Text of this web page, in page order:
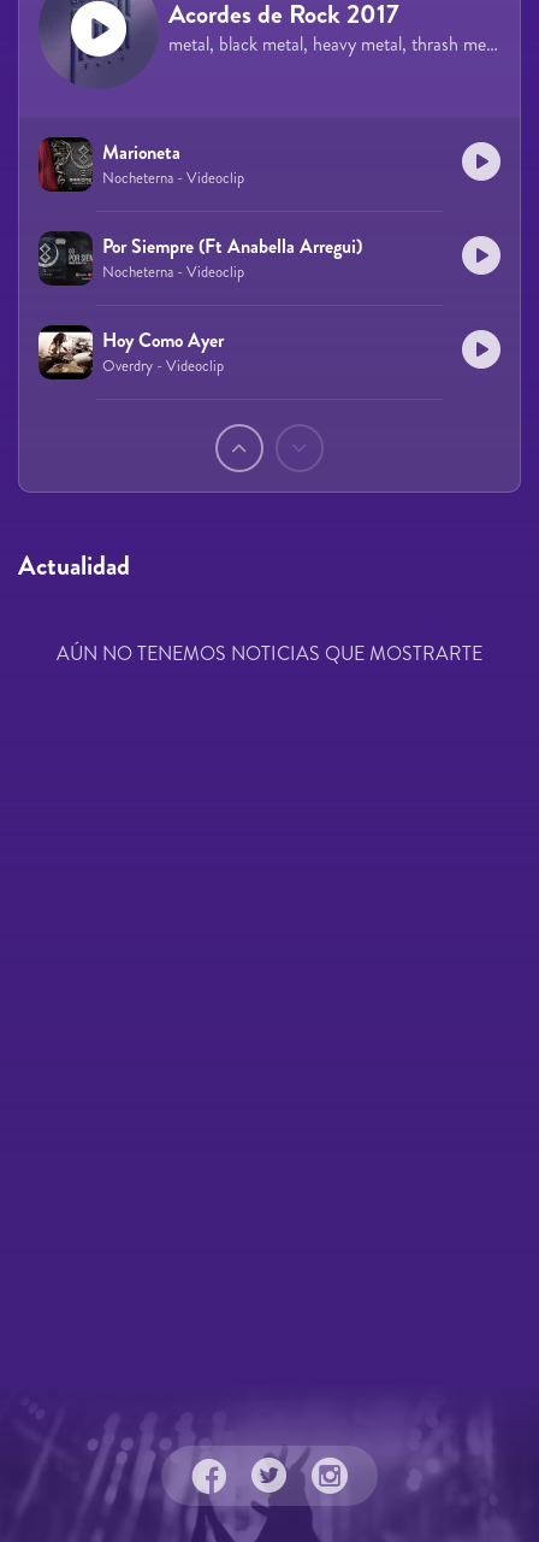
Acordes de Rock 2017
metal, black metal, heavy metal, thrash metal, rock
Marioneta
Nocheterna - Videoclip
Por Siempre (Ft Anabella Arregui)
Nocheterna - Videoclip
Hoy Como Ayer
Overdry - Videoclip
Actualidad
AÚN NO TENEMOS NOTICIAS QUE MOSTRARTE